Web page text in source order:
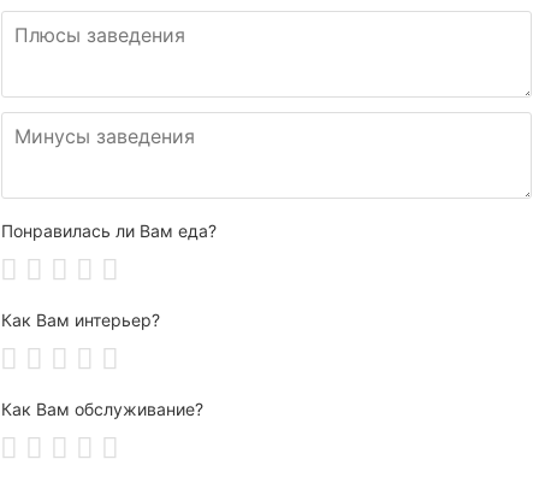
Понравилась ли Вам еда?
Как Вам интерьер?
Как Вам обслуживание?